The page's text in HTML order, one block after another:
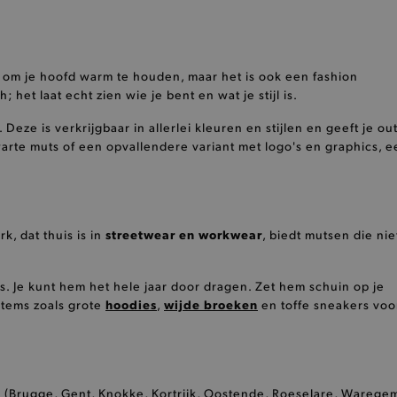
je hoofd warm te houden, maar het is ook een fashion
het laat echt zien wie je bent en wat je stijl is.
. Deze is verkrijgbaar in allerlei kleuren en stijlen en geeft je
muts of een opvallendere variant met logo's en graphics,
dat thuis is in streetwear en workwear, biedt mutsen die
Je kunt hem het hele jaar door dragen. Zet hem schuin op je
zoals grote hoodies, wijde broeken en toffe sneakers
(Brugge , Gent, Knokke , Kortrijk, Oostende , Roeselare ,
Amazon.com Inc.
mediator.zopim.com
7 dagen
Met deze analytische cookie
beste beschikbaarheid heeft.
.www.brooklyn.be 1 dag
Deze analytische heerlijke
bezoeker laatst de winkel heeft
smulfestijn vlotter verloopt.
Adobe Inc.
www.brooklyn.be
1 dag
Deze functionele cookie kan
ruiken.